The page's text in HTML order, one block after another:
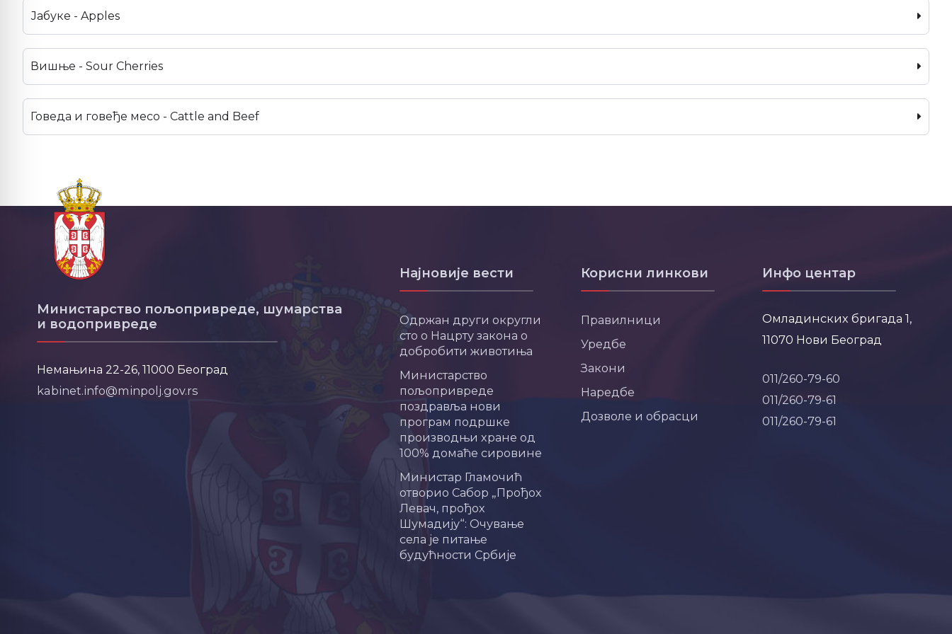
Јабуке - Apples
Вишње - Sour Cherries
Говеда и говеђе месо - Cattle and Beef
Министарство пољопривреде, шумарства
и водопривреде
Немањина 22-26, 11000 Београд
kabinet.info@minpolj.gov.rs
Најновије вести
Одржан други округли
сто о Нацрту закона о
добробити животиња
Министарство
пољопривреде
поздравља нови
програм подршке
производњи хране од
100% домаће сировине
Министар Гламочић
отворио Сабор „Прођох
Левач, прођох
Шумадију“: Очување
села је питање
будућности Србије
Корисни линкови
Правилници
Уредбе
Закони
Наредбе
Дозволе и обрасци
Инфо центар
Омладинских бригада 1,
11070 Нови Београд
011/260-79-60
011/260-79-61
011/260-79-61